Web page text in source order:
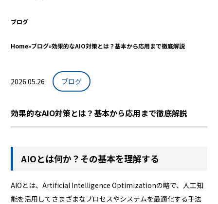
ブログ
Home»ブログ»効果的なAIO対策とは？基本から応用まで徹底解説
2026.05.26 ブログ
効果的なAIO対策とは？基本から応用まで徹底解説
AIOとは何か？その基本を理解する
AIOとは、Artificial Intelligence Optimizationの略で、人工知
能を活用してさまざまなプロセスやシステムを最適化する手法